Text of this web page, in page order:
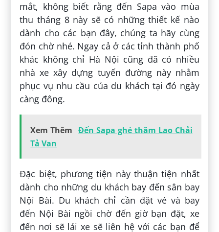
mắt, không biết rằng đến Sapa vào mùa
thu tháng 8 này sẽ có những thiết kế nào
dành cho các bạn đây, chúng ta hãy cùng
đón chờ nhé. Ngay cả ở các tỉnh thành phố
khác không chỉ Hà Nội cũng đã có nhiều
nhà xe xây dựng tuyến đường này nhằm
phục vụ nhu cầu của du khách tại đó ngày
càng đông.
Xem Thêm Đến Sapa ghé thăm Lao Chải
Tả Van
Đặc biệt, phương tiện này thuận tiện nhất
dành cho những du khách bay đến sân bay
Nội Bài. Du khách chỉ cần đặt vé và bay
đến Nội Bài ngồi chờ đến giờ bạn đặt, xe
đến nơi sẽ lái xe sẽ liên hệ với các bạn để